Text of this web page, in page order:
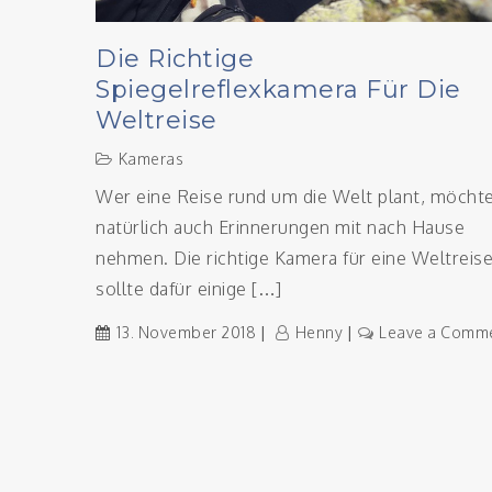
Die Richtige
Spiegelreflexkamera Für Die
Weltreise
Kameras
Wer eine Reise rund um die Welt plant, möchte
natürlich auch Erinnerungen mit nach Hause
nehmen. Die richtige Kamera für eine Weltreise
sollte dafür einige […]
13. November 2018 Henny Leave a